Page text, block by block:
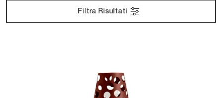
Filtra Risultati